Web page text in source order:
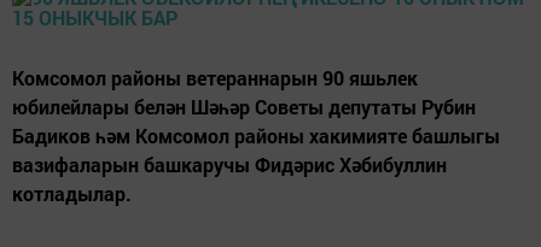
Комсомол районы ветераннарын 90 яшьлек
юбилейлары белән Шәһәр Советы депутаты Рубин
Бадиков һәм Комсомол районы хакимияте башлыгы
вазифаларын башкаручы Фидәрис Хәбибуллин
котладылар.